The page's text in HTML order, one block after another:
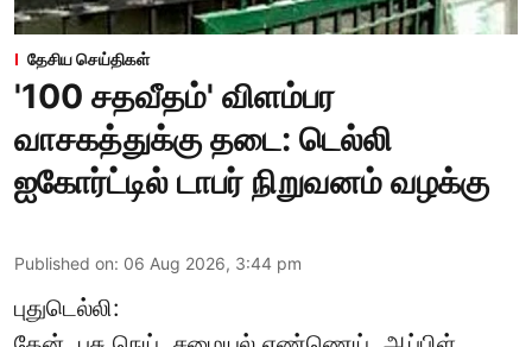
தேசிய செய்திகள்
'100 சதவீதம்' விளம்பர
வாசகத்துக்கு தடை: டெல்லி
ஐகோர்ட்டில் டாபர் நிறுவனம் வழக்கு
Published on: 06 Aug 2026, 3:44 pm
புதுடெல்லி: